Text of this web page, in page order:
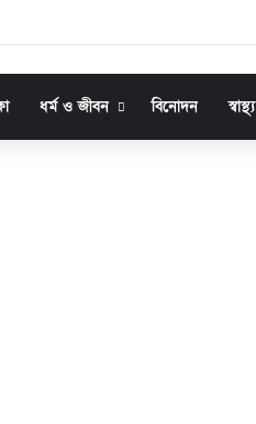
ধর্ম ও জীবন বিনোদন স্বাস্থ্য